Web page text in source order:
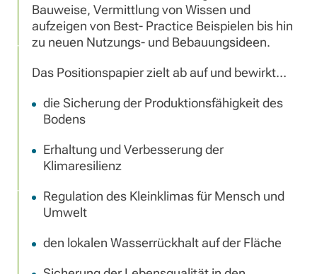
Bauweise, Vermittlung von Wissen und
aufzeigen von Best- Practice Beispielen bis hin
zu neuen Nutzungs- und Bebauungsideen.
Das Positionspapier zielt ab auf und bewirkt…
die Sicherung der Produktionsfähigkeit des
Bodens
Erhaltung und Verbesserung der
Klimaresilienz
Regulation des Kleinklimas für Mensch und
Umwelt
den lokalen Wasserrückhalt auf der Fläche